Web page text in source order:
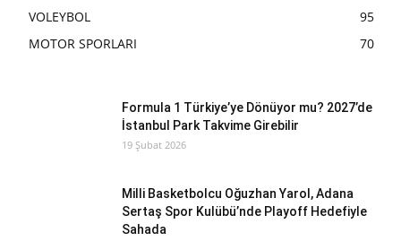
VOLEYBOL
95
MOTOR SPORLARI
70
Formula 1 Türkiye’ye Dönüyor mu? 2027’de
İstanbul Park Takvime Girebilir
19 Şubat 2026
Milli Basketbolcu Oğuzhan Yarol, Adana
Sertaş Spor Kulübü’nde Playoff Hedefiyle
Sahada